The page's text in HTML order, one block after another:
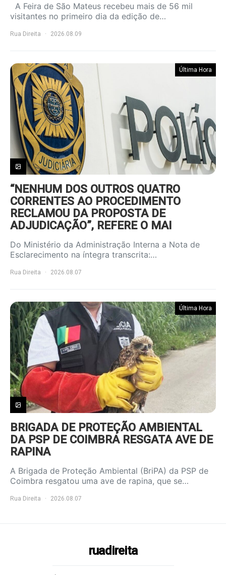
A Feira de São Mateus recebeu mais de 56 mil
visitantes no primeiro dia da edição de…
Rua Direita 2026.08.09
Última Hora
“NENHUM DOS OUTROS QUATRO
CORRENTES AO PROCEDIMENTO
RECLAMOU DA PROPOSTA DE
ADJUDICAÇÃO”, REFERE O MAI
Do Ministério da Administração Interna a Nota de
Esclarecimento na íntegra transcrita:…
Rua Direita 2026.08.07
Última Hora
BRIGADA DE PROTEÇÃO AMBIENTAL
DA PSP DE COIMBRA RESGATA AVE DE
RAPINA
A Brigada de Proteção Ambiental (BriPA) da PSP de
Coimbra resgatou uma ave de rapina, que se…
Rua Direita 2026.08.07
ruadireita